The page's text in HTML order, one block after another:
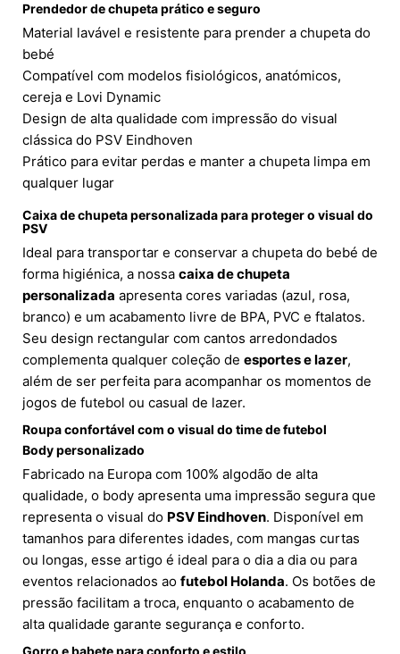
Prendedor de chupeta prático e seguro
Material lavável e resistente para prender a chupeta do
bebé
Compatível com modelos fisiológicos, anatómicos,
cereja e Lovi Dynamic
Design de alta qualidade com impressão do visual
clássica do PSV Eindhoven
Prático para evitar perdas e manter a chupeta limpa em
qualquer lugar
Caixa de chupeta personalizada para proteger o visual do
PSV
Ideal para transportar e conservar a chupeta do bebé de
forma higiénica, a nossa caixa de chupeta
personalizada apresenta cores variadas (azul, rosa,
branco) e um acabamento livre de BPA, PVC e ftalatos.
Seu design rectangular com cantos arredondados
complementa qualquer coleção de esportes e lazer,
além de ser perfeita para acompanhar os momentos de
jogos de futebol ou casual de lazer.
Roupa confortável com o visual do time de futebol
Body personalizado
Fabricado na Europa com 100% algodão de alta
qualidade, o body apresenta uma impressão segura que
representa o visual do PSV Eindhoven. Disponível em
tamanhos para diferentes idades, com mangas curtas
ou longas, esse artigo é ideal para o dia a dia ou para
eventos relacionados ao futebol Holanda. Os botões de
pressão facilitam a troca, enquanto o acabamento de
alta qualidade garante segurança e conforto.